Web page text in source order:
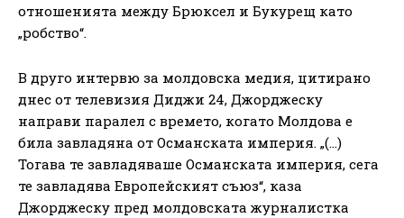
отношенията между Брюксел и Букурещ като
„робство“.
В друго интервю за молдовска медия, цитирано
днес от телевизия Диджи 24, Джорджеску
направи паралел с времето, когато Молдова е
била завладяна от Османската империя. „(…)
Тогава те завладяваше Османската империя, сега
те завладява Европейският съюз“, каза
Джорджеску пред молдовската журналистка